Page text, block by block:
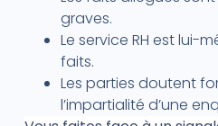
graves.
Le service RH est lui-
faits.
Les parties doutent
l’impartialité d’une